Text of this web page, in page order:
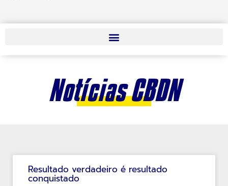
Notícias CBDN
Resultado verdadeiro é resultado
conquistado